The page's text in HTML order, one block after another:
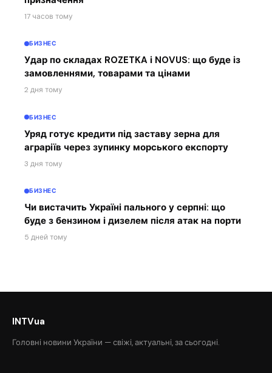
17 часов тому
БИЗНЕС
Удар по складах ROZETKA і NOVUS: що буде із
замовленнями, товарами та цінами
2 дня тому
БИЗНЕС
Уряд готує кредити під заставу зерна для
аграріїв через зупинку морського експорту
3 дня тому
БИЗНЕС
Чи вистачить Україні пального у серпні: що
буде з бензином і дизелем після атак на порти
5 дней тому
INTVua
Головні новини України — свіжі, актуальні, за сьогодні.